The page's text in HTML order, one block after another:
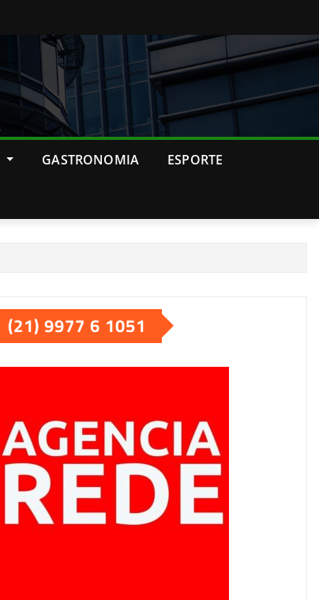
GASTRONOMIA ESPORTE
(21) 9977 6 1051